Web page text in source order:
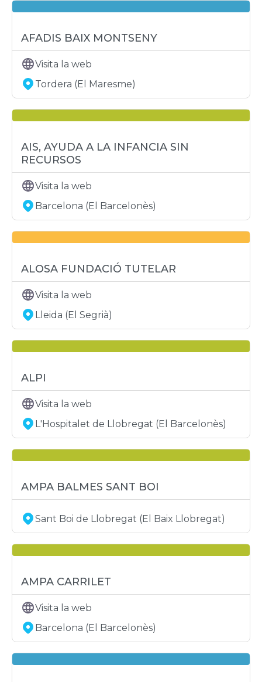
AFADIS BAIX MONTSENY
Visita la web
Tordera (El Maresme)
AIS, AYUDA A LA INFANCIA SIN
RECURSOS
Visita la web
Barcelona (El Barcelonès)
ALOSA FUNDACIÓ TUTELAR
Visita la web
Lleida (El Segrià)
ALPI
Visita la web
L'Hospitalet de Llobregat (El Barcelonès)
AMPA BALMES SANT BOI
Sant Boi de Llobregat (El Baix Llobregat)
AMPA CARRILET
Visita la web
Barcelona (El Barcelonès)